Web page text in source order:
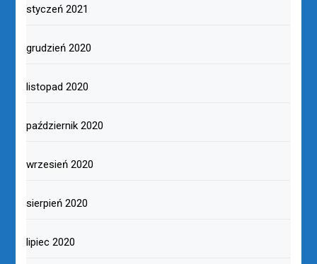
styczeń 2021
grudzień 2020
listopad 2020
październik 2020
wrzesień 2020
sierpień 2020
lipiec 2020